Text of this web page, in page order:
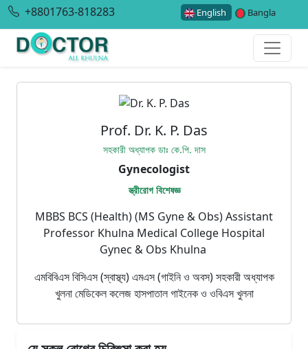
+8801763-818283 English Bangla
Prof. Dr. K. P. Das
সহকারী অধ্যাপক ডাঃ কে.পি. দাস
Gynecologist
স্ত্রীরোগ বিশেষজ্ঞ
MBBS BCS (Health) (MS Gyne & Obs) Assistant
Professor Khulna Medical College Hospital
Gynec & Obs Khulna
এমবিবিএস বিসিএস (স্বাস্থ্য) এমএস (গাইনি ও অবস) সহকারী অধ্যাপক
খুলনা মেডিকেল কলেজ হাসপাতাল গাইনেক ও ওবিএস খুলনা